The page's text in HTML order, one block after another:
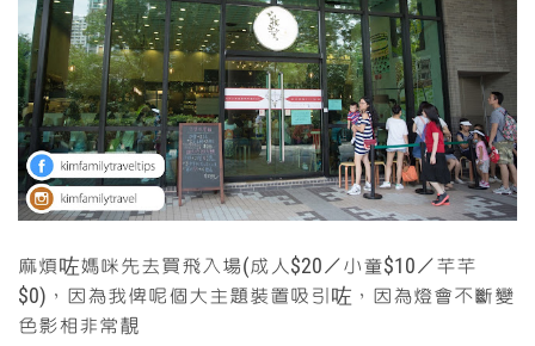
麻煩咗媽咪先去買飛入場(成人$20／小童$10／芊芊
$0)，因為我俾呢個大主題裝置吸引咗，因為燈會不斷變
色影相非常靚